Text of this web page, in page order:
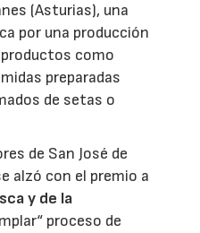
(Asturias), una
por una producción
productos como
preparadas
de setas o
de San José de
alzó con el premio a
y de la
proceso de